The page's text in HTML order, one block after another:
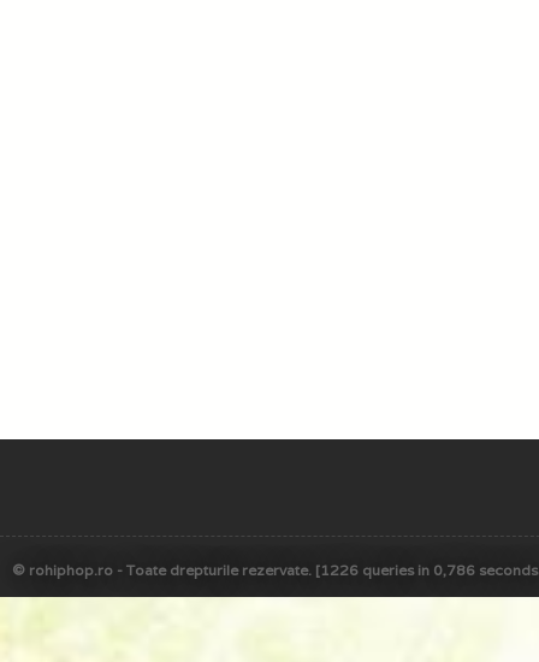
© rohiphop.ro - Toate drepturile rezervate. [1226 queries in 0,786